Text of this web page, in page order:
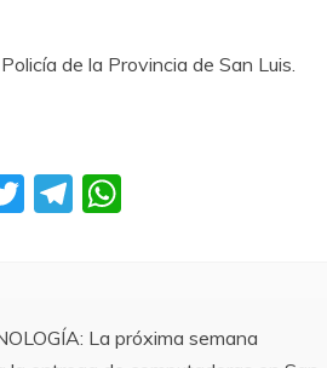
de la Provincia de San Luis.
T
T
a A
La próxima semana